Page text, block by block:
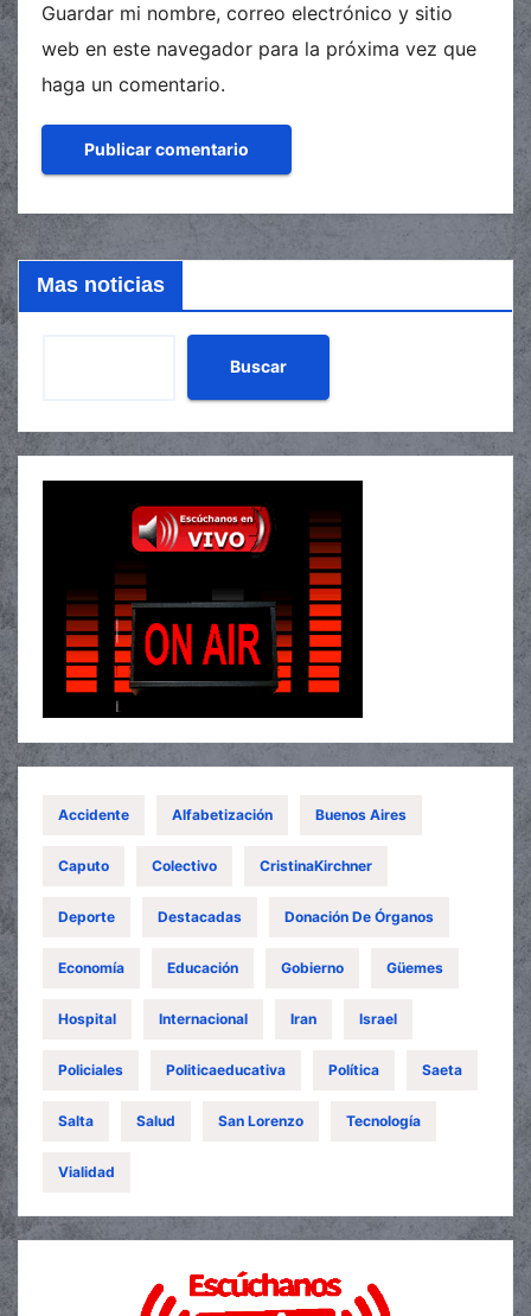
Guardar mi nombre, correo electrónico y sitio
web en este navegador para la próxima vez que
haga un comentario.
Mas noticias
Buscar
Accidente Alfabetización Buenos Aires
Caputo Colectivo CristinaKirchner
Deporte Destacadas Donación De Órganos
Economía Educación Gobierno Güemes
Hospital Internacional Iran Israel
Policiales Politicaeducativa Política Saeta
Salta Salud San Lorenzo Tecnología
Vialidad